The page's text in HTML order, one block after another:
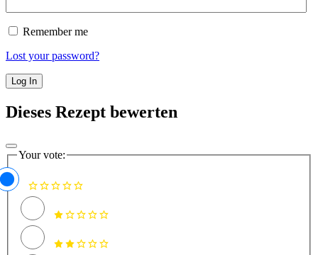
Remember me
Lost your password?
Dieses Rezept bewerten
Your vote: